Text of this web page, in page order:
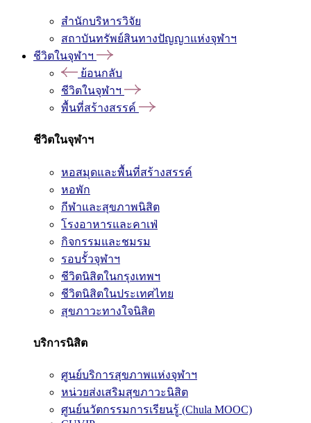
สำนักบริหารวิจัย
สถาบันทรัพย์สินทางปัญญาแห่งจุฬาฯ
ชีวิตในจุฬาฯ
ย้อนกลับ
ชีวิตในจุฬาฯ
พื้นที่สร้างสรรค์
ชีวิตในจุฬาฯ
หอสมุดและพื้นที่สร้างสรรค์
หอพัก
กีฬาและสุขภาพนิสิต
โรงอาหารและคาเฟ่
กิจกรรมและชมรม
รอบรั้วจุฬาฯ
ชีวิตนิสิตในกรุงเทพฯ
ชีวิตนิสิตในประเทศไทย
สุขภาวะทางใจนิสิต
บริการนิสิต
ศูนย์บริการสุขภาพแห่งจุฬาฯ
หน่วยส่งเสริมสุขภาวะนิสิต
ศูนย์นวัตกรรมการเรียนรู้ (Chula MOOC)